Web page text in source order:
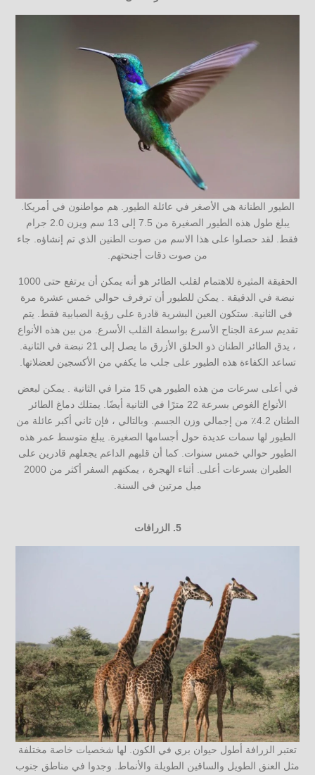
الطيور الطنانة هي الأصغر في عائلة الطيور. هم مواطنون في أمريكا.
يبلغ طول هذه الطيور الصغيرة من 7.5 إلى 13 سم ويزن 2.0 جرام
فقط. لقد حصلوا على هذا الاسم من صوت الطنين الذي تم إنشاؤه. جاء
من صوت دقات أجنحتهم.
الحقيقة المثيرة للاهتمام لقلب الطائر هو أنه يمكن أن يرتفع حتى 1000
نبضة في الدقيقة . يمكن للطيور أن ترفرف حوالي خمس عشرة مرة
في الثانية. ستكون العين البشرية قادرة على رؤية الضبابية فقط. يتم
تقديم سرعة الجناح الأسرع بواسطة القلب الأسرع. من بين هذه الأنواع
، يدق الطائر الطنان ذو الحلق الأزرق ما يصل إلى 21 نبضة في الثانية.
تساعد الكفاءة هذه الطيور على جلب ما يكفي من الأكسجين لعضلاتها.
في أعلى سرعات من هذه الطيور هي 15 مترا في الثانية . يمكن لبعض
الأنواع الغوص بسرعة 22 مترًا في الثانية أيضًا. يمتلك دماغ الطائر
الطنان 4.2٪ من إجمالي وزن الجسم. وبالتالي ، فإن ثاني أكبر عائلة من
الطيور لها سمات عديدة حول أجسامها الصغيرة. يبلغ متوسط عمر هذه
الطيور حوالي خمس سنوات. كما أن قلبهم الداعم يجعلهم قادرين على
الطيران بسرعات أعلى. أثناء الهجرة ، يمكنهم السفر أكثر من 2000
ميل مرتين في السنة.
5. الزرافات
تعتبر الزرافة أطول حيوان بري في الكون. لها شخصيات خاصة مختلفة
مثل العنق الطويل والساقين الطويلة والأنماط. وجدوا في مناطق جنوب